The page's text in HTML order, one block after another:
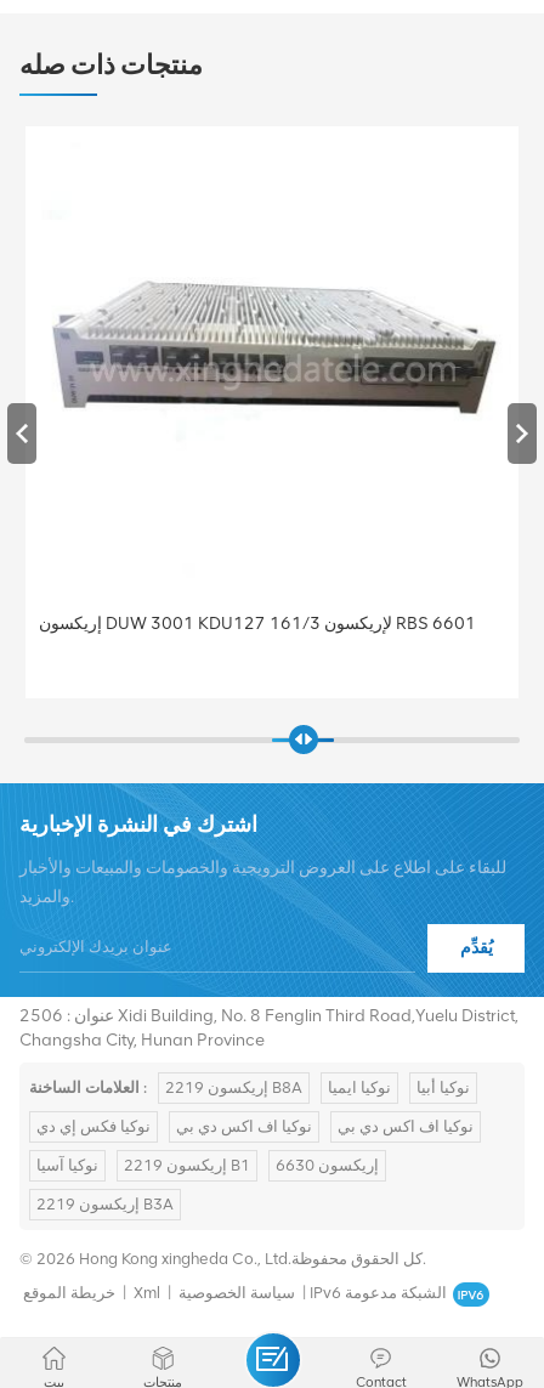
منتجات ذات صله
إريكسون DUW 3001 KDU127 161/3 لإريكسون RBS 6601
اشترك في النشرة الإخبارية
للبقاء على اطلاع على العروض الترويجية والخصومات والمبيعات والأخبار
والمزيد.
يُقدِّم
+8619376997331
عنوان : 2506 Xidi Building, No. 8 Fenglin Third Road,Yuelu District,
Changsha City, Hunan Province
العلامات الساخنة : إريكسون 2219 B8A نوكيا ايميا نوكيا أبيا
نوكيا فكس إي دي نوكيا اف اكس دي بي نوكيا اف اكس دي بي
نوكيا آسيا إريكسون 2219 B1 إريكسون 6630
إريكسون 2219 B3A
© 2026 Hong Kong xingheda Co., Ltd.كل الحقوق محفوظة.
خريطة الموقع
Xml سياسة الخصوصية IPv6 الشبكة مدعومة
بيت منتجات WhatsApp
Contact